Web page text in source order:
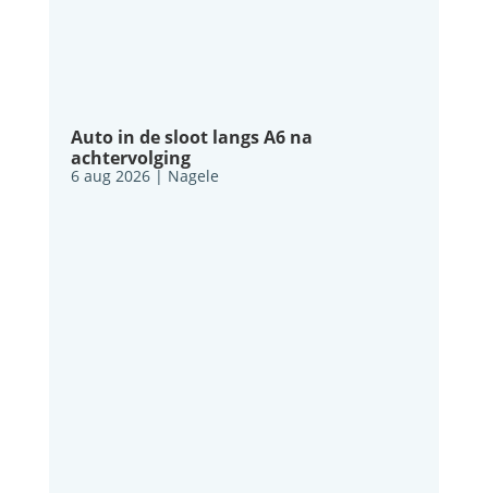
Auto in de sloot langs A6 na
achtervolging
6 aug 2026| Nagele